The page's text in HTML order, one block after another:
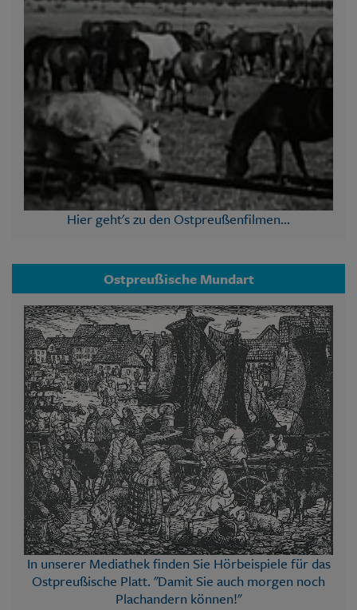
Hier geht's zu den Ostpreußenfilmen...
Ostpreußische Mundart
In unserer Mediathek finden Sie Hörbeispiele für das
Ostpreußische Platt. "Damit Sie auch morgen noch
Plachandern können!"